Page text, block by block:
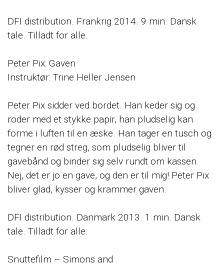
DFI distribution. Frankrig 2014. 9 min. Dansk
tale. Tilladt for alle.
Peter Pix: Gaven
Instruktør: Trine Heller Jensen
Peter Pix sidder ved bordet. Han keder sig og
roder med et stykke papir, han pludselig kan
forme i luften til en æske. Han tager en tusch og
tegner en rød streg, som pludselig bliver til
gavebånd og binder sig selv rundt om kassen.
Nej, det er jo en gave, og den er til mig! Peter Pix
bliver glad, kysser og krammer gaven.
DFI distribution. Danmark 2013. 1 min. Dansk
tale. Tilladt for alle.
Snuttefilm – Simons and